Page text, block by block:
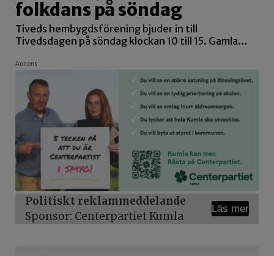
folkdans på söndag
Tiveds hembygdsförening bjuder in till
Tivedsdagen på söndag klockan 10 till 15. Gamla…
Annons
Politiskt reklammeddelande
Sponsor: Centerpartiet Kumla
Läs mer